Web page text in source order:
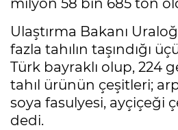
milyon 58 bin 685 ton
Ulaştırma Bakanı
fazla tahılın taşındığı
Türk bayraklı olup, 224
tahıl ürünün çeşitleri;
soya fasulyesi, ayçiçeği
dedi.